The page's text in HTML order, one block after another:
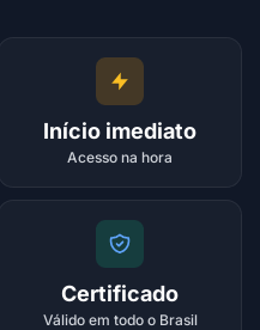
Início imediato
Acesso na hora
Certificado
Válido em todo o Brasil